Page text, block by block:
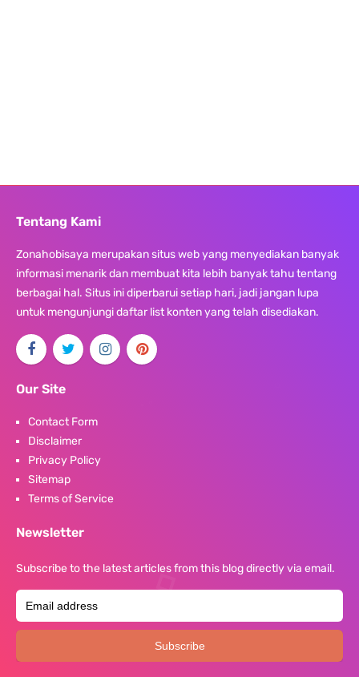
Tentang Kami
Zonahobisaya merupakan situs web yang menyediakan banyak
informasi menarik dan membuat kita lebih banyak tahu tentang
berbagai hal. Situs ini diperbarui setiap hari, jadi jangan lupa
untuk mengunjungi daftar list konten yang telah disediakan.
Our Site
Contact Form
Disclaimer
Privacy Policy
Sitemap
Terms of Service
Newsletter
Subscribe to the latest articles from this blog directly via email.